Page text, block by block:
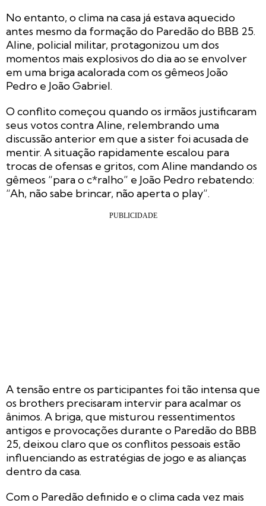
No entanto, o clima na casa já estava aquecido
antes mesmo da formação do Paredão do BBB 25.
Aline, policial militar, protagonizou um dos
momentos mais explosivos do dia ao se envolver
em uma briga acalorada com os gêmeos João
Pedro e João Gabriel.
O conflito começou quando os irmãos justificaram
seus votos contra Aline, relembrando uma
discussão anterior em que a sister foi acusada de
mentir. A situação rapidamente escalou para
trocas de ofensas e gritos, com Aline mandando os
gêmeos “para o c*ralho” e João Pedro rebatendo:
“Ah, não sabe brincar, não aperta o play”.
A tensão entre os participantes foi tão intensa que
os brothers precisaram intervir para acalmar os
ânimos. A briga, que misturou ressentimentos
antigos e provocações durante o Paredão do BBB
25, deixou claro que os conflitos pessoais estão
influenciando as estratégias de jogo e as alianças
dentro da casa.
Com o Paredão definido e o clima cada vez mais